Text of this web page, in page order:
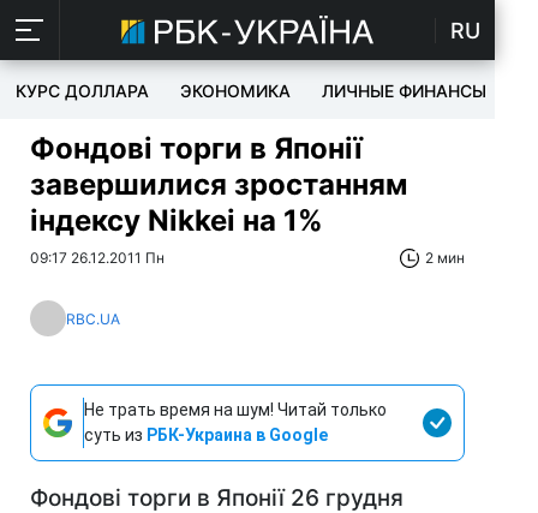
RU
КУРС ДОЛЛАРА ЭКОНОМИКА ЛИЧНЫЕ ФИНАНСЫ
Фондові торги в Японії
завершилися зростанням
індексу Nikkei на 1%
09:17 26.12.2011 Пн 2 мин
RBC.UA
Не трать время на шум! Читай только
суть из РБК-Украина в Google
Фондові торги в Японії 26 грудня